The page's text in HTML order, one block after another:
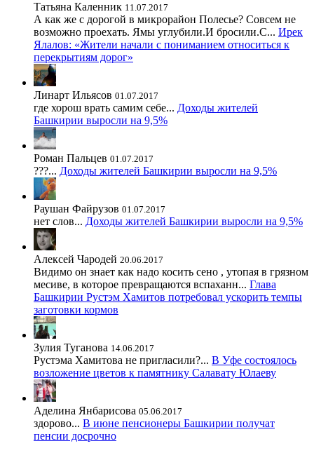
Татьяна Каленник 11.07.2017
А как же с дорогой в микрорайон Полесье? Совсем не
возможно проехать. Ямы углубили.И бросили.С... Ирек
Ялалов: «Жители начали с пониманием относиться к
перекрытиям дорог»
Линарт Ильясов 01.07.2017
где хорош врать самим себе... Доходы жителей
Башкирии выросли на 9,5%
Роман Пальцев 01.07.2017
???... Доходы жителей Башкирии выросли на 9,5%
Раушан Файрузов 01.07.2017
нет слов... Доходы жителей Башкирии выросли на 9,5%
Алексей Чародей 20.06.2017
Видимо он знает как надо косить сено , утопая в грязном
месиве, в которое превращаются вспаханн... Глава
Башкирии Рустэм Хамитов потребовал ускорить темпы
заготовки кормов
Зулия Туганова 14.06.2017
Рустэма Хамитова не пригласили?... В Уфе состоялось
возложение цветов к памятнику Салавату Юлаеву
Аделина Янбарисова 05.06.2017
здорово... В июне пенсионеры Башкирии получат
пенсии досрочно